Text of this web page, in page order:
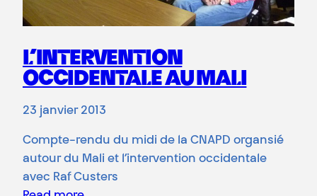
L’INTERVENTION
OCCIDENTALE AU MALI
23 janvier 2013
Compte-rendu du midi de la CNAPD organsié
autour du Mali et l’intervention occidentale
avec Raf Custers